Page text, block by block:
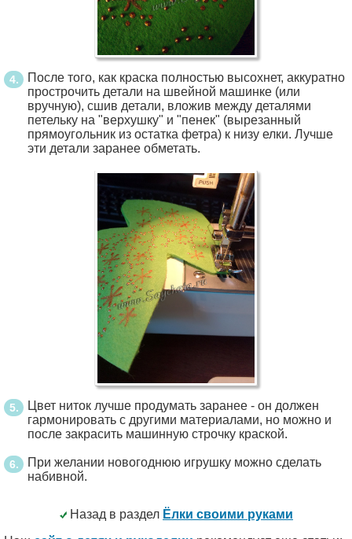
После того, как краска полностью высохнет, аккуратно
прострочить детали на швейной машинке (или
вручную), сшив детали, вложив между деталями
петельку на "верхушку" и "пенек" (вырезанный
прямоугольник из остатка фетра) к низу елки. Лучше
эти детали заранее обметать.
Цвет ниток лучше продумать заранее - он должен
гармонировать с другими материалами, но можно и
после закрасить машинную строчку краской.
При желании новогоднюю игрушку можно сделать
набивной.
Назад в раздел Ёлки своими руками